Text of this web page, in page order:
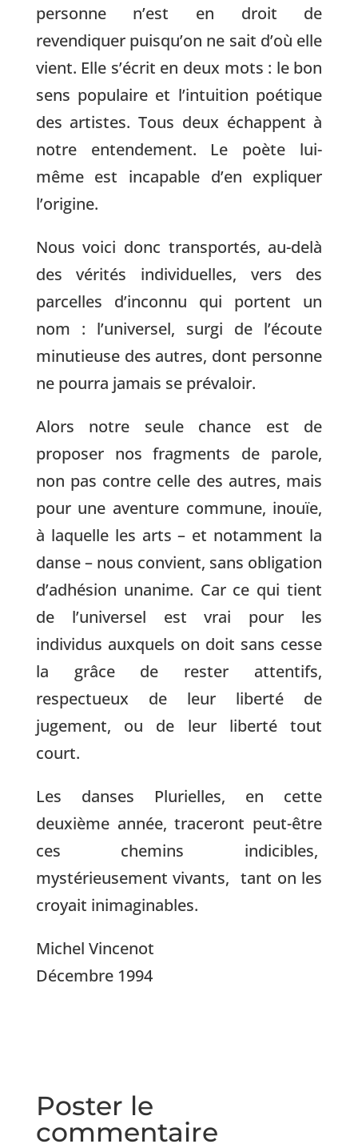
personne n’est en droit de
revendiquer puisqu’on ne sait d’où elle
vient. Elle s’écrit en deux mots : le bon
sens populaire et l’intuition poétique
des artistes. Tous deux échappent à
notre entendement. Le poète lui-
même est incapable d’en expliquer
l’origine.
Nous voici donc transportés, au-delà
des vérités individuelles, vers des
parcelles d’inconnu qui portent un
nom : l’universel, surgi de l’écoute
minutieuse des autres, dont personne
ne pourra jamais se prévaloir.
Alors notre seule chance est de
proposer nos fragments de parole,
non pas contre celle des autres, mais
pour une aventure commune, inouïe,
à laquelle les arts – et notamment la
danse – nous convient, sans obligation
d’adhésion unanime. Car ce qui tient
de l’universel est vrai pour les
individus auxquels on doit sans cesse
la grâce de rester attentifs,
respectueux de leur liberté de
jugement, ou de leur liberté tout
court.
Les danses Plurielles, en cette
deuxième année, traceront peut-être
ces chemins indicibles,
mystérieusement vivants, tant on les
croyait inimaginables.
Michel Vincenot
Décembre 1994
Poster le
commentaire